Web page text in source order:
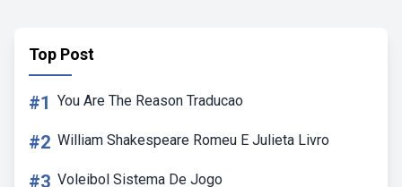
Top Post
#1 You Are The Reason Traducao
#2 William Shakespeare Romeu E Julieta Livro
#3 Voleibol Sistema De Jogo